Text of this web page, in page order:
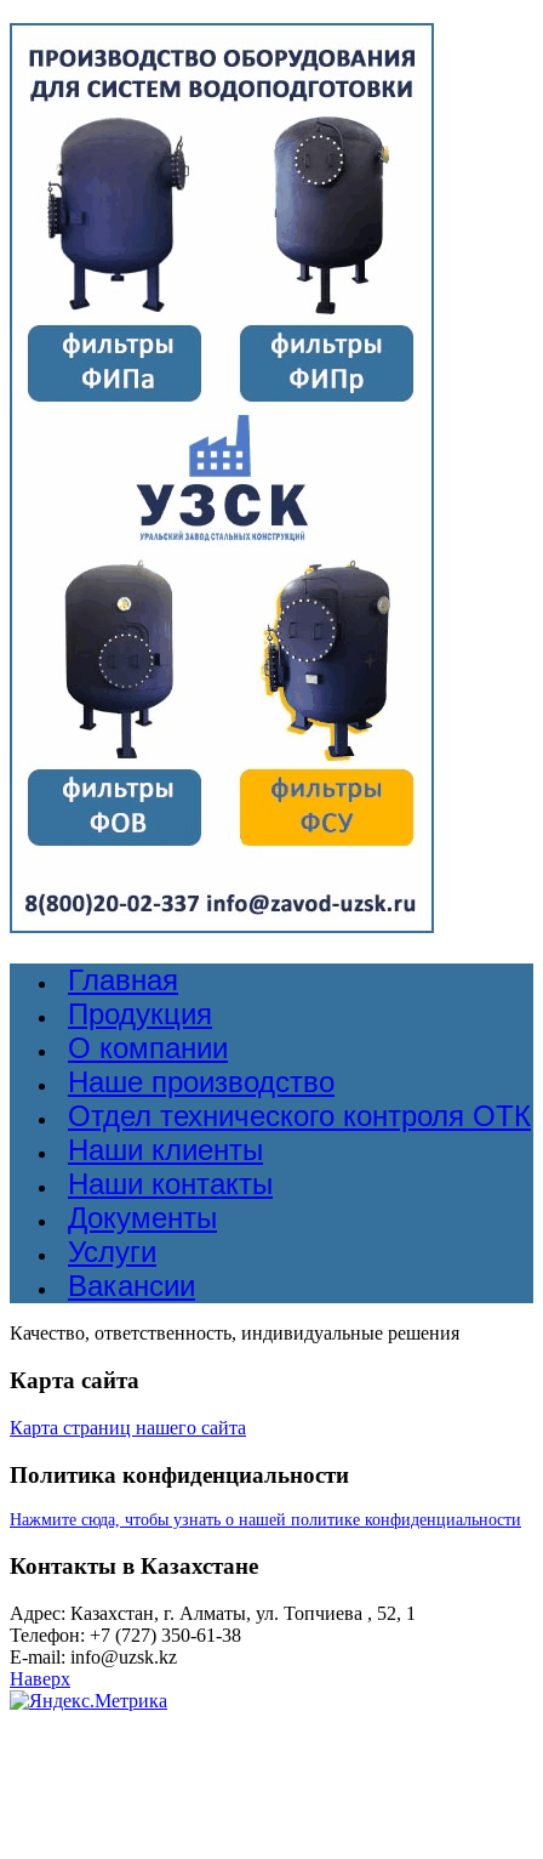
Главная
Продукция
О компании
Наше производство
Отдел технического контроля ОТК
Наши клиенты
Наши контакты
Документы
Услуги
Вакансии
Качество, ответственность, индивидуальные решения
Карта сайта
Карта страниц нашего сайта
Политика конфиденциальности
Нажмите сюда, чтобы узнать о нашей политике конфиденциальности
Контакты в Казахстане
Адрес: Казахстан, г. Алматы, ул. Топчиева , 52, 1
Телефон: +7 (727) 350-61-38
E-mail: info@uzsk.kz
Наверх